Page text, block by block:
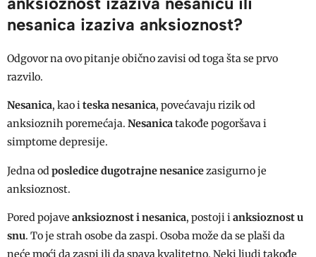
nesanica izaziva anksioznost?
Odgovor na ovo pitanje obično zavisi od toga šta se prvo
razvilo.
Nesanica, kao iteska nesanica, povećavaju rizik od
anksioznih poremećaja. Nesanicatakođe pogoršava i
simptome depresije.
Jedna odposledice dugotrajne nesanicezasigurno je
anksioznost.
Pored pojave anksioznost i nesanica, postoji ianksioznost u
snu. To je strah osobe da zaspi. Osoba može da se plaši da
neće moći da zaspi ili da spava kvalitetno. Neki ljudi takođe